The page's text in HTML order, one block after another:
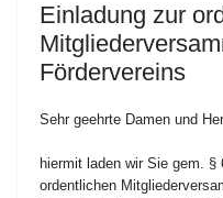
Einladung zur
Fördervereins
Sehr geehrte Damen und
hiermit laden wir Sie gem.
ordentlichen